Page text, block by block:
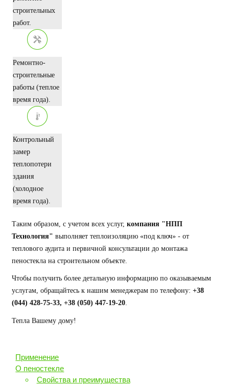
строительных
работ.
Ремонтно-
строительные
работы (теплое
время года).
Контрольный
замер
теплопотери
здания
(холодное
время года).
Таким образом, с учетом всех услуг, компания "НПП
Технология" выполняет теплоизоляцию «под ключ» - от
теплового аудита и первичной консультации до монтажа
пеностекла на строительном объекте.
Чтобы получить более детальную информацию по оказываемым
услугам, обращайтесь к нашим менеджерам по телефону: +38
(044) 428-75-33, +38 (050) 447-19-20.
Тепла Вашему дому!
Применение
О пеностекле
Свойства и преимущества